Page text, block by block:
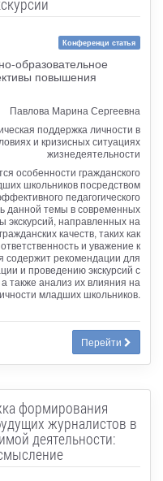
Конференци статья
образовательное
повышения
Павлова Марина Сергеевна
поддержка личности в
и кризисных ситуациях
жизнедеятельности
особенности гражданского
школьников посредством
педагогического
данной темы в современных
направленных на
качеств, таких как
и уважение к
содержит рекомендации для
и проведению экскурсий с
также анализ их влияния на
младших школьников.
Перейти
формирования
журналистов в
деятельности: